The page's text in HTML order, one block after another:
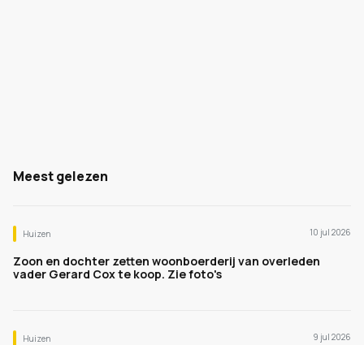
Meest gelezen
Huizen 10 jul 2026
Zoon en dochter zetten woonboerderij van overleden
vader Gerard Cox te koop. Zie foto's
Huizen 9 jul 2026